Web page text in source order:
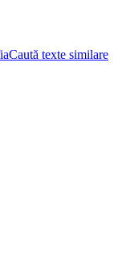
Caută texte similare